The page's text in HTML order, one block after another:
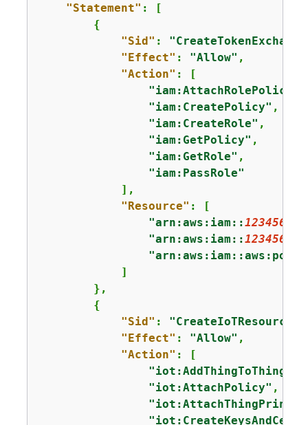
"Statement" : [
{
"Sid" :
"Effect" : "Allow" ,
"Action" : [
"iam:AttachRolePolicy"
"iam:CreatePolicy" ,
"iam:CreateRole" ,
"iam:GetPolicy" ,
"iam:GetRole" ,
"iam:PassRole"
            ],
"Resource" : [
"arn:aws:iam::
"arn:aws:iam::
            ]
        },
{
"Sid" : "CreateIoTResources"
"Effect" : "Allow" ,
"Action" : [
"iot:AttachPolicy" ,